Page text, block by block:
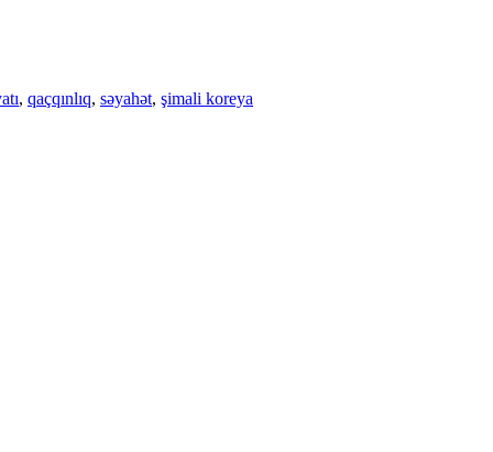
, qaçqınlıq, səyahət, şimali koreya